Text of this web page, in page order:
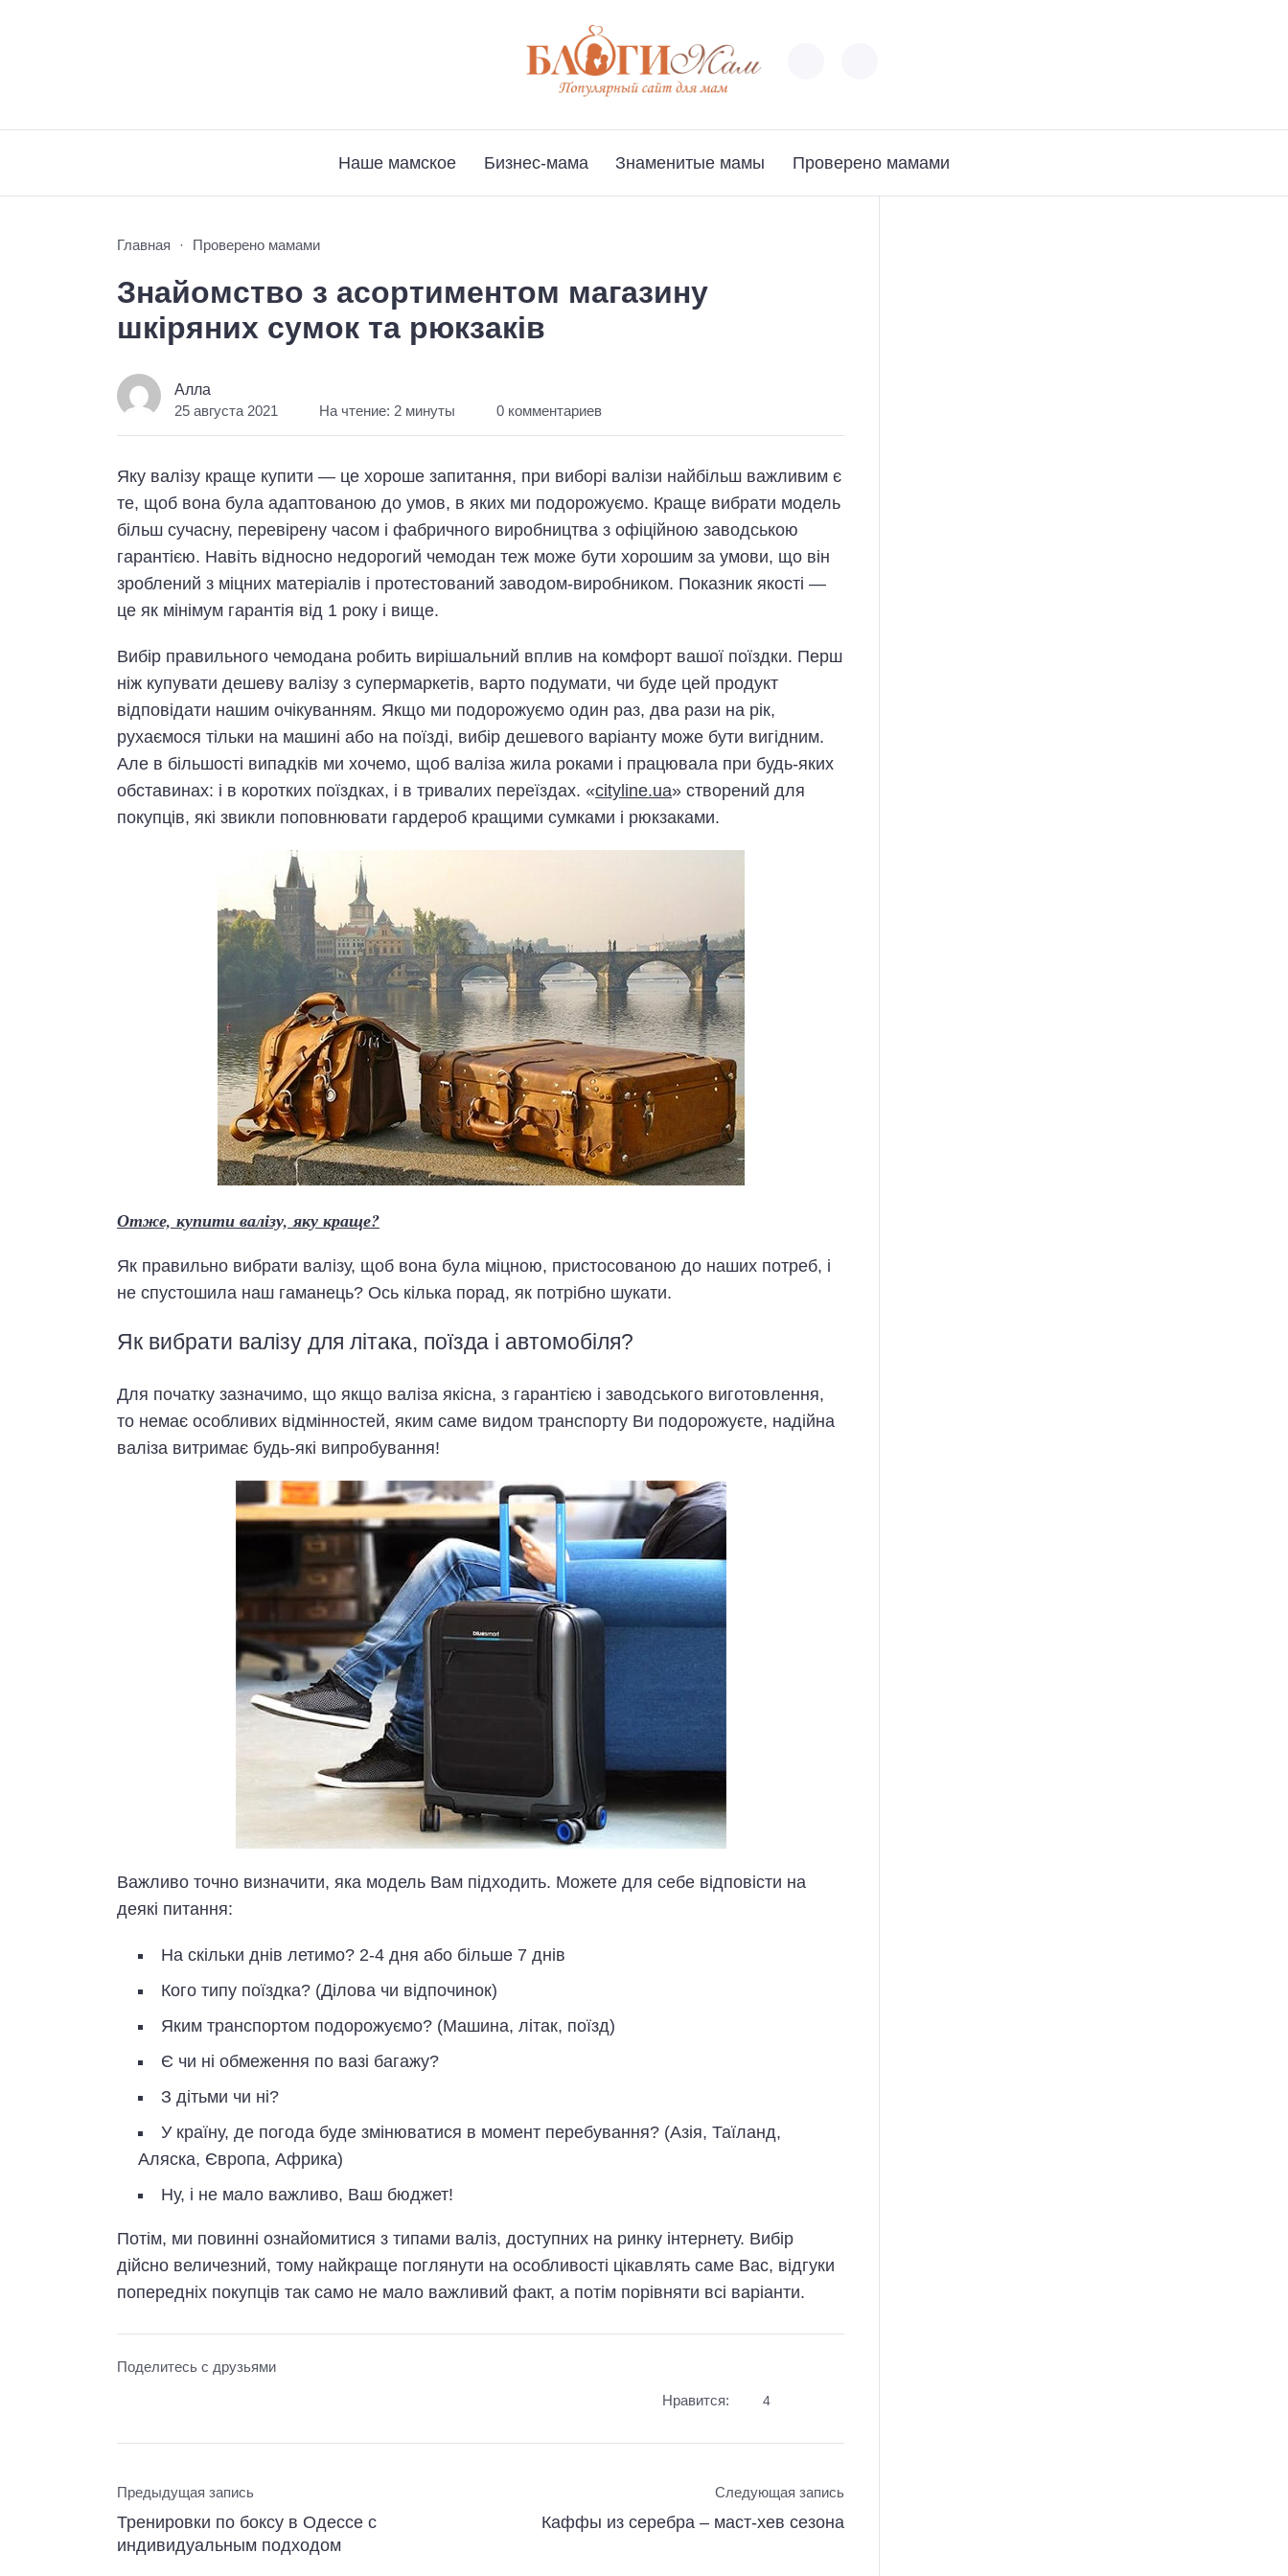
Наше мамское Бизнес-мама Знаменитые мамы Проверено мамами
Главная Проверено мамами
Знайомство з асортиментом магазину
шкіряних сумок та рюкзаків
Алла
25 августа 2021 На чтение: 2 минуты 0 комментариев
Яку валізу краще купити — це хороше запитання, при виборі валізи найбільш важливим є
те, щоб вона була адаптованою до умов, в яких ми подорожуємо. Краще вибрати модель
більш сучасну, перевірену часом і фабричного виробництва з офіційною заводською
гарантією. Навіть відносно недорогий чемодан теж може бути хорошим за умови, що він
зроблений з міцних матеріалів і протестований заводом-виробником. Показник якості —
це як мінімум гарантія від 1 року і вище.
Вибір правильного чемодана робить вирішальний вплив на комфорт вашої поїздки. Перш
ніж купувати дешеву валізу з супермаркетів, варто подумати, чи буде цей продукт
відповідати нашим очікуванням. Якщо ми подорожуємо один раз, два рази на рік,
рухаємося тільки на машині або на поїзді, вибір дешевого варіанту може бути вигідним.
Але в більшості випадків ми хочемо, щоб валіза жила роками і працювала при будь-яких
обставинах: і в коротких поїздках, і в тривалих переїздах. «cityline.ua» створений для
покупців, які звикли поповнювати гардероб кращими сумками і рюкзаками.
Отже, купити валізу, яку краще?
Як правильно вибрати валізу, щоб вона була міцною, пристосованою до наших потреб, і
не спустошила наш гаманець? Ось кілька порад, як потрібно шукати.
Як вибрати валізу для літака, поїзда і автомобіля?
Для початку зазначимо, що якщо валіза якісна, з гарантією і заводського виготовлення,
то немає особливих відмінностей, яким саме видом транспорту Ви подорожуєте, надійна
валіза витримає будь-які випробування!
Важливо точно визначити, яка модель Вам підходить. Можете для себе відповісти на
деякі питання:
На скільки днів летимо? 2-4 дня або більше 7 днів
Кого типу поїздка? (Ділова чи відпочинок)
Яким транспортом подорожуємо? (Машина, літак, поїзд)
Є чи ні обмеження по вазі багажу?
З дітьми чи ні?
У країну, де погода буде змінюватися в момент перебування? (Азія, Таїланд,
Аляска, Європа, Африка)
Ну, і не мало важливо, Ваш бюджет!
Потім, ми повинні ознайомитися з типами валіз, доступних на ринку інтернету. Вибір
дійсно величезний, тому найкраще поглянути на особливості цікавлять саме Вас, відгуки
попередніх покупців так само не мало важливий факт, а потім порівняти всі варіанти.
Поделитесь с друзьями
Нравится: 4
Предыдущая запись
Тренировки по боксу в Одессе с
индивидуальным подходом
Следующая запись
Каффы из серебра – маст-хев сезона